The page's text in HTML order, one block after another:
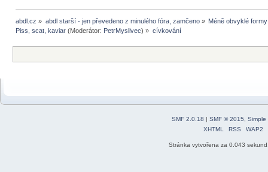
abdl.cz » abdl starší - jen převedeno z minulého fóra, zamčeno» Méně obvyklé
Piss, scat, kaviar (Moderátor: PetrMyslivec) » cívkování
SMF 2.0.18 | SMF © 2015, Simple
XHTML
RSS WAP2
Stránka vytvořena za 0.043